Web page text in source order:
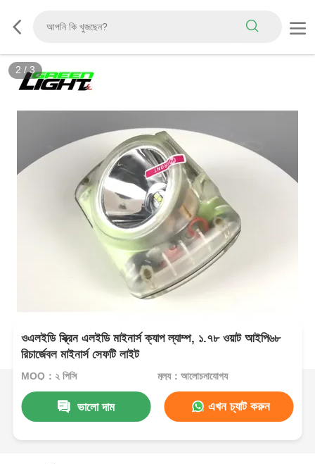
3 /3
ওএলইডি স্ক্রিন এলইডি মাইনার্স ক্যাপ ল্যাম্প, ১.৭৮ ওয়াট আইপি৬৮
রিচার্জেবল মাইনার্স সেফটি লাইট
MOQ：২ পিসি মূল্য：আলোচনাযোগ্য
ভালো দাম এখন চ্যাট করুন